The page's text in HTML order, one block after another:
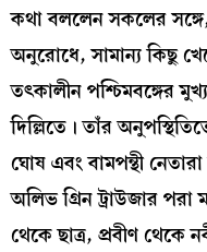
কথা বললেন সকলের
অনুরোধে, সামান্য কিছু
তৎকালীন পশ্চিমবঙ্গের
দিল্লিতে। তাঁর
ঘোষ এবং বামপন্থী
অলিভ গ্রিন ট্রাউজার পরা
থেকে ছাত্র, প্রবীণ